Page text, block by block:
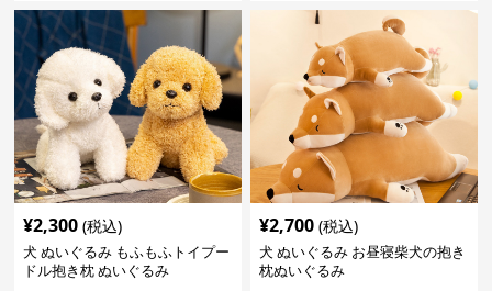
¥2,300 (税込)
犬 ぬいぐるみ もふもふトイプー
ドル抱き枕 ぬいぐるみ
¥2,700 (税込)
犬 ぬいぐるみ お昼寝柴犬の抱き
枕ぬいぐるみ